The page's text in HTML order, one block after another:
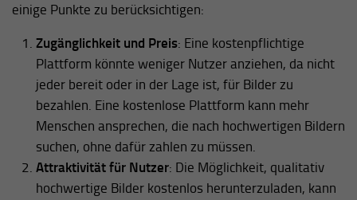
einige Punkte zu berücksichtigen:
Zugänglichkeit und Preis: Eine kostenpflichtige
Plattform könnte weniger Nutzer anziehen, da nicht
jeder bereit oder in der Lage ist, für Bilder zu
bezahlen. Eine kostenlose Plattform kann mehr
Menschen ansprechen, die nach hochwertigen Bildern
suchen, ohne dafür zahlen zu müssen.
Attraktivität für Nutzer: Die Möglichkeit, qualitativ
hochwertige Bilder kostenlos herunterzuladen, kann